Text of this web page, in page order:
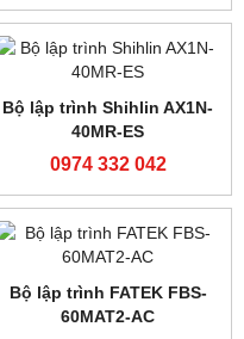
FATEK FBS-40MAT2-AC
0974 332 042
24MCR2-AC
0974 332 042